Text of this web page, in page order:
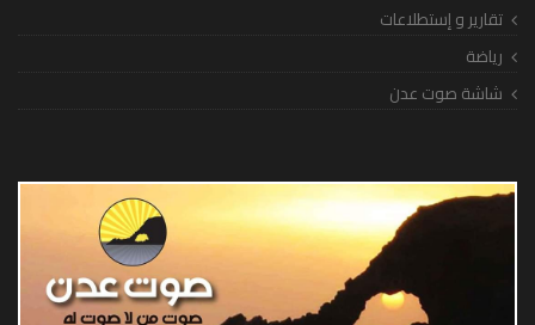
تقارير و إستطلاعات
رياضة
شاشة صوت عدن